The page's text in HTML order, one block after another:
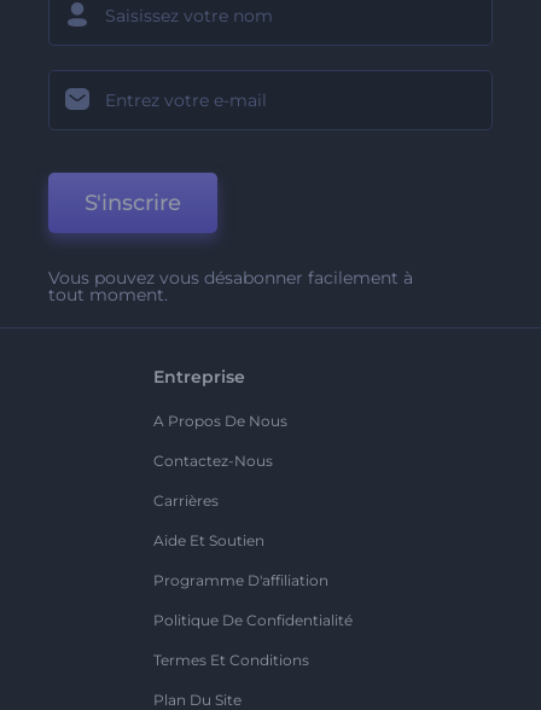
S'inscrire
Vous pouvez vous désabonner facilement à
tout moment.
Entreprise
A Propos De Nous
Contactez-Nous
Carrières
Aide Et Soutien
Programme D'affiliation
Politique De Confidentialité
Termes Et Conditions
Plan Du Site